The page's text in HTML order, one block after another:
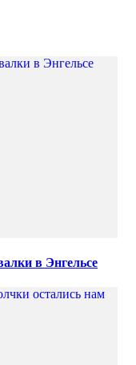
в Энгельсе